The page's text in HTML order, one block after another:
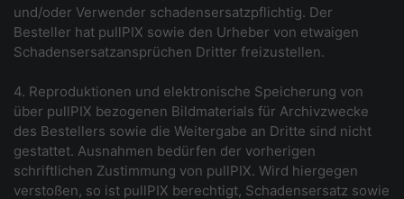
und/oder Verwender schadensersatzpflichtig. Der
Besteller hat pullPIX sowie den Urheber von etwaigen
Schadensersatzansprüchen Dritter freizustellen.
4. Reproduktionen und elektronische Speicherung von
über pullPIX bezogenen Bildmaterials für Archivzwecke
des Bestellers sowie die Weitergabe an Dritte sind nicht
gestattet. Ausnahmen bedürfen der vorherigen
schriftlichen Zustimmung von pullPIX. Wird hiergegen
verstoßen, so ist pullPIX berechtigt, Schadensersatz sowie